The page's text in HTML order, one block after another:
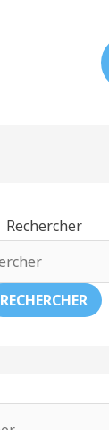
Rechercher
RECHERCHER